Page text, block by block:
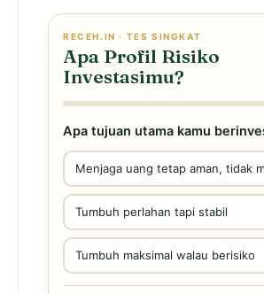
RECEH.IN · TES SINGKAT
Apa Profil Risiko
Investasimu?
Apa tujuan utama kamu
Menjaga uang tetap aman, tidak
Tumbuh perlahan tapi stabil
Tumbuh maksimal walau berisiko